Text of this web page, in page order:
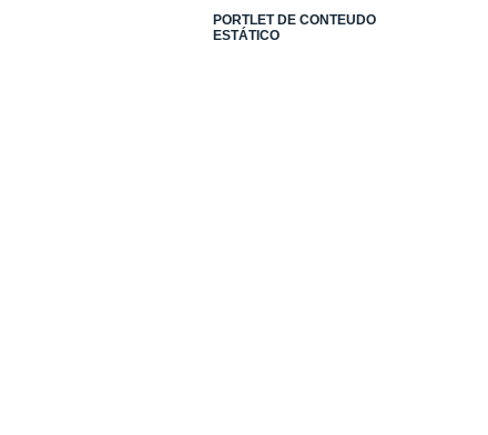
PORTLET DE CONTEUDO
ESTÁTICO